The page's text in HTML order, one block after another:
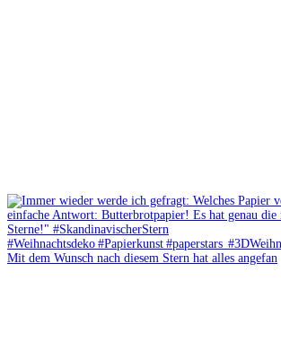
Mit dem Wunsch nach diesem Stern hat alles angefan